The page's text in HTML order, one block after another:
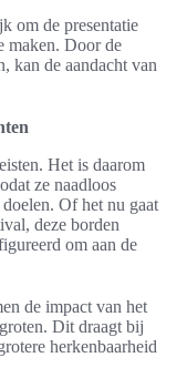
om de presentatie
maken. Door de
kan de aandacht van
Het is daarom
ze naadloos
Of het nu gaat
deze borden
om aan de
de impact van het
Dit draagt bij
herkenbaarheid